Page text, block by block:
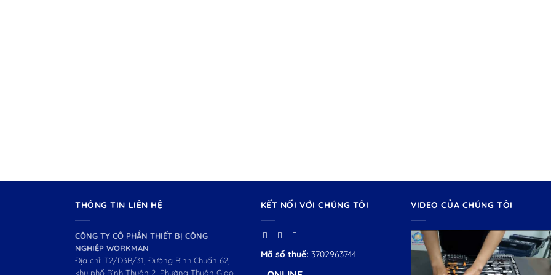
THÔNG TIN LIÊN HỆ
CÔNG TY CỔ PHẦN THIẾT BỊ CÔNG
NGHIỆP WORKMAN
Địa chỉ: T2/D3B/31, Đường Bình Chuẩn 62,
khu phố Bình Thuận 2, Phường Thuận Giao,
KẾT NỐI VỚI CHÚNG TÔI
Mã số thuế: 3702963744
VIDEO CỦA CHÚNG TÔI